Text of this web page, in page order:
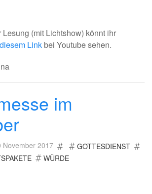
(mit Lichtshow) könnt ihr
diesem Link bei Youtube sehen.
im
November 2017
GOTTESDIENST
WÜRDE